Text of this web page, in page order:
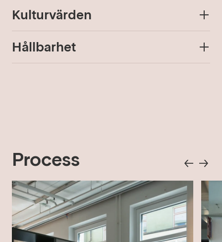
Kulturvärden
Hållbarhet
Process